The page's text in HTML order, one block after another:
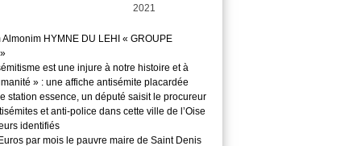
2021
Almonim HYMNE DU LEHI « GROUPE
est une injure à notre histoire et à
» : une affiche antisémite placardée
station essence, un député saisit le procureur
et anti-police dans cette ville de l’Oise
identifiés
par mois le pauvre maire de Saint Denis